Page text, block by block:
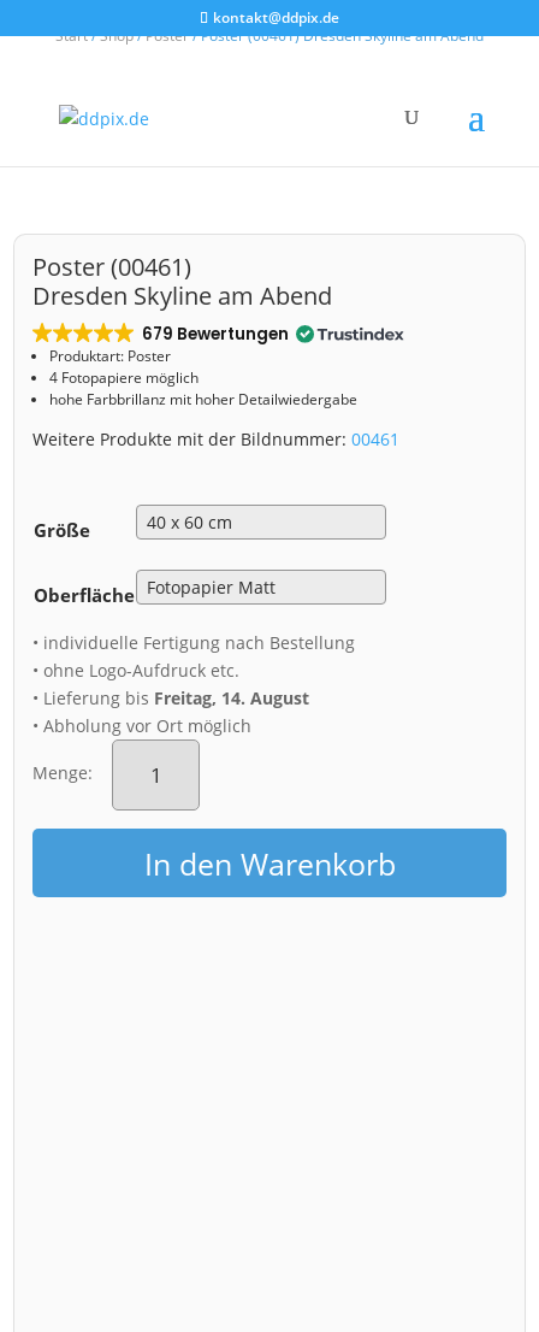
kontakt@ddpix.de
Start/Shop/Poster/ Poster (00461) Dresden Skyline am Abend
Poster (00461)
Dresden Skyline am Abend
679 Bewertungen
Produktart: Poster
4 Fotopapiere möglich
hohe Farbbrillanz mit hoher Detailwiedergabe
Weitere Produkte mit der Bildnummer:00461
Größe
Oberfläche
• individuelle Fertigung nach Bestellung
• ohne Logo-Aufdruck etc.
• Lieferung bis Freitag, 14. August
• Abholung vor Ort möglich
Menge:
Poster
(00461)
Skyline
am
Abend
MengeIn den Warenkorb